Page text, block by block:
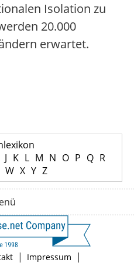
Isolation zu
20.000
erwartet.
J K L M N O P Q R
W X Y Z
| Impressum |